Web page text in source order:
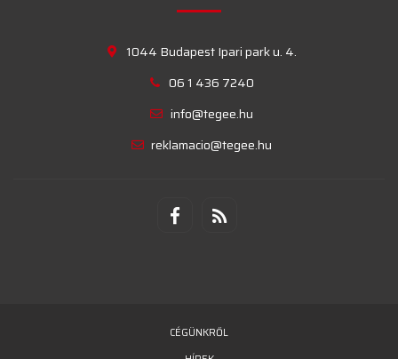
1044 Budapest Ipari park u. 4.
06 1 436 7240
info@tegee.hu
reklamacio@tegee.hu
CÉGÜNKRŐL